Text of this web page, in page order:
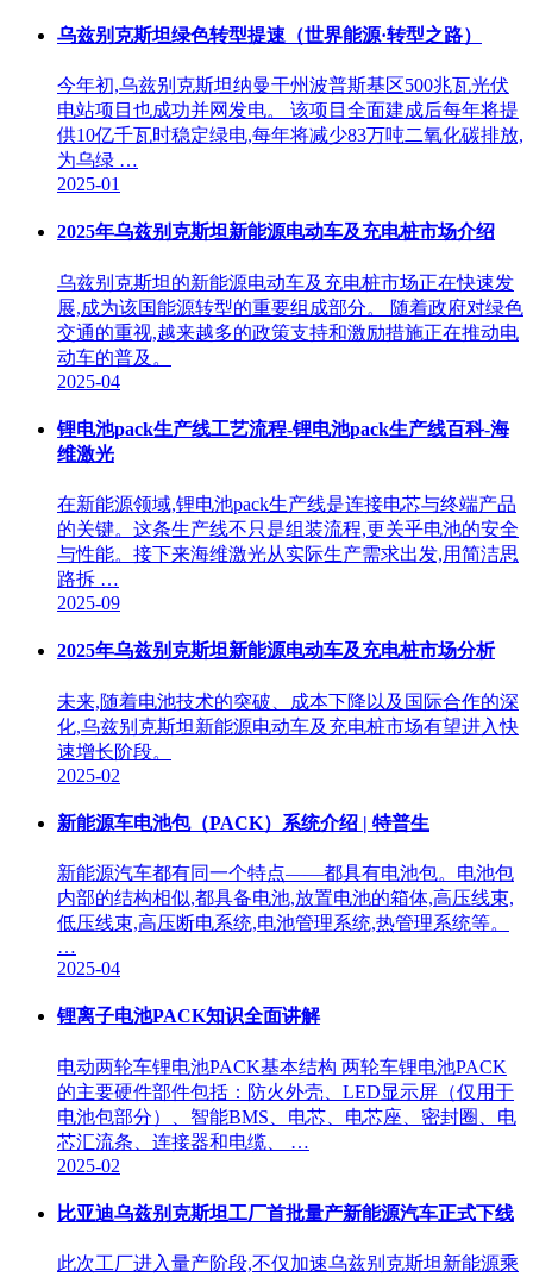
乌兹别克斯坦绿色转型提速（世界能源·转型之路）
今年初,乌兹别克斯坦纳曼干州波普斯基区500兆瓦光伏
电站项目也成功并网发电。 该项目全面建成后每年将提
供10亿千瓦时稳定绿电,每年将减少83万吨二氧化碳排放,
为乌绿 …
2025-01
2025年乌兹别克斯坦新能源电动车及充电桩市场介绍
乌兹别克斯坦的新能源电动车及充电桩市场正在快速发
展,成为该国能源转型的重要组成部分。 随着政府对绿色
交通的重视,越来越多的政策支持和激励措施正在推动电
动车的普及。
2025-04
锂电池pack生产线工艺流程-锂电池pack生产线百科-海
维激光
在新能源领域,锂电池pack生产线是连接电芯与终端产品
的关键。这条生产线不只是组装流程,更关乎电池的安全
与性能。接下来海维激光从实际生产需求出发,用简洁思
路拆 …
2025-09
2025年乌兹别克斯坦新能源电动车及充电桩市场分析
未来,随着电池技术的突破、成本下降以及国际合作的深
化,乌兹别克斯坦新能源电动车及充电桩市场有望进入快
速增长阶段。
2025-02
新能源车电池包（PACK）系统介绍 | 特普生
新能源汽车都有同一个特点——都具有电池包。电池包
内部的结构相似,都具备电池,放置电池的箱体,高压线束,
低压线束,高压断电系统,电池管理系统,热管理系统等。
…
2025-04
锂离子电池PACK知识全面讲解
电动两轮车锂电池PACK基本结构 两轮车锂电池PACK
的主要硬件部件包括：防火外壳、LED显示屏（仅用于
电池包部分）、智能BMS、电芯、电芯座、密封圈、电
芯汇流条、连接器和电缆、 …
2025-02
比亚迪乌兹别克斯坦工厂首批量产新能源汽车正式下线
此次工厂进入量产阶段,不仅加速乌兹别克斯坦新能源乘